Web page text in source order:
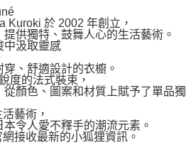
Kuroki 於 2002 年創立，
供獨特、鼓舞人心的生活藝術。
中汲取靈感
、舒適設計的衣櫥。
度的法式裝束，
顏色、圖案和材質上賦予了單品獨
藝術，
令人愛不釋手的潮流元素。
接收最新的小狐狸資訊。